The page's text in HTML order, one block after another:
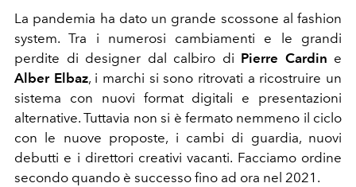
La pandemia ha dato un grande scossone al fashion
system. Tra i numerosi cambiamenti e le grandi
perdite di designer dal calbiro di Pierre Cardin e
Alber Elbaz, i marchi si sono ritrovati a ricostruire un
sistema con nuovi format digitali e presentazioni
alternative. Tuttavia non si è fermato nemmeno il ciclo
con le nuove proposte, i cambi di guardia, nuovi
debutti e i direttori creativi vacanti. Facciamo ordine
secondo quando è successo fino ad ora nel 2021.